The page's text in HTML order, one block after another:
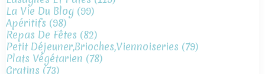
La Vie Du Blog (99)
Apéritifs (98)
Repas De Fêtes (82)
Petit Déjeuner,brioches,viennoiseries (79)
Plats Végétarien (78)
Gratins (73)